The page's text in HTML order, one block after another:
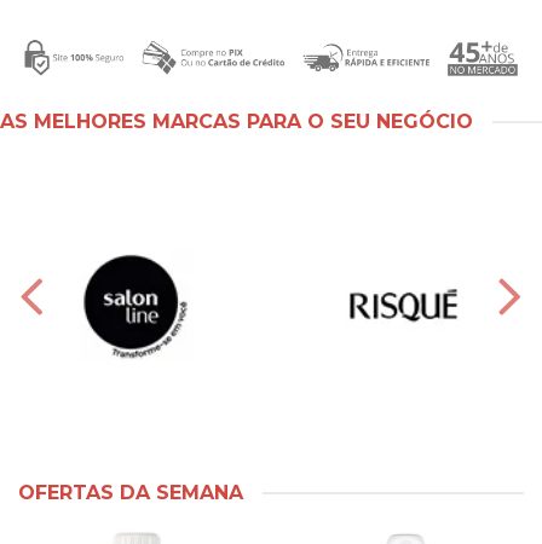
AS MELHORES MARCAS PARA O SEU NEGÓCIO
OFERTAS DA SEMANA